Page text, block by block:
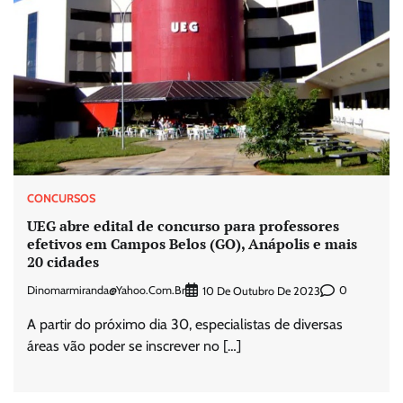
CONCURSOS
UEG abre edital de concurso para professores
efetivos em Campos Belos (GO), Anápolis e mais
20 cidades
Dinomarmiranda@yahoo.com.br 10 De Outubro De 2023 0
A partir do próximo dia 30, especialistas de diversas
áreas vão poder se inscrever no […]